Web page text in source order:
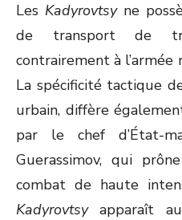
Les Kadyrovtsyne
de transport de
contrairement à
La spécificité tactique
urbain, diffère
par le chef d’État-
Guerassimov, qui
combat de haute
Kadyrovtsyapparaît